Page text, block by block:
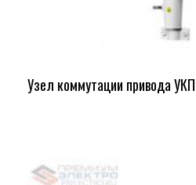
Узел коммутации привода УКП